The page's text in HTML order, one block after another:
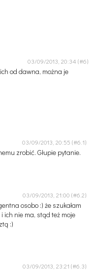
03/09/2013, 20:34
od dawna, można je
03/09/2013, 20:55
zrobić. Głupie pytanie.
03/09/2013, 21:00
osobo :) że szukałam
ich nie ma, stąd też moje
:)
03/09/2013, 23:21